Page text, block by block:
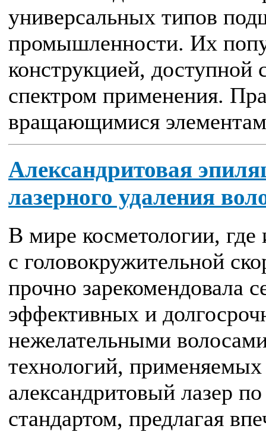
универсальных типов
промышленности. Их
конструкцией,
спектром применения.
вращающимися
Александритовая
лазерного удаления
В мире косметологии,
с головокружительной
прочно зарекомендовала
эффективных и
нежелательными
технологий, применяемых
александритовый лазер
стандартом, предлагая